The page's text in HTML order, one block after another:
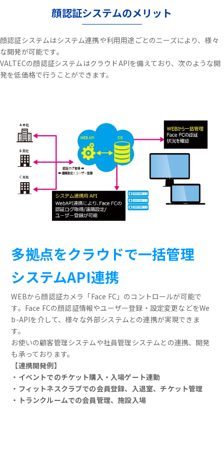
顔認証システムのメリット
顔認証システムはシステム連携や利用用途ごとのニーズにより、様々
な開発が可能です。
VALTECの顔認証システムはクラウドAPIを備えており、次のような開
発を低価格で行うことができます。
多拠点をクラウドで一括管理
システムAPI連携
WEBから顔認証カメラ「Face FC」のコントロールが可能で
す。Face FCの顔認証情報やユーザー登録・設定変更などをWe
b-APIを介して、様々な外部システムとの連携が実現できま
す。
お使いの顧客管理システムや社員管理システムとの連携、開発
も承っております。
【連携開発例】
・イベントでのチケット購入・入場ゲート連動
・フィットネスクラブでの会員登録、入退室、チケット管理
・トランクルームでの会員管理、施設入場